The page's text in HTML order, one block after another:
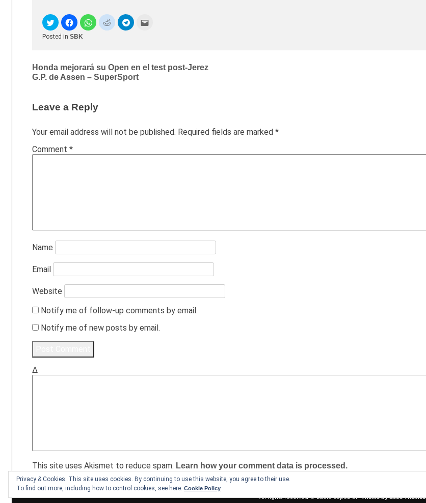
Posted in SBK
Post
navigation
Honda mejorará su Open en el test post-Jerez
G.P. de Assen – SuperSport
Leave a Reply
Your email address will not be published. Required fields are marked *
Comment *
Name
Email
Website
Notify me of follow-up comments by email.
Notify me of new posts by email.
Δ
This site uses Akismet to reduce spam. Learn how your comment data is processed.
Privacy & Cookies: This site uses cookies. By continuing to use this website, you agree to their use.
To find out more, including how to control cookies, see here: Cookie Policy
All rights reserved © Lucio Lopez GPTheme by Seos Themes